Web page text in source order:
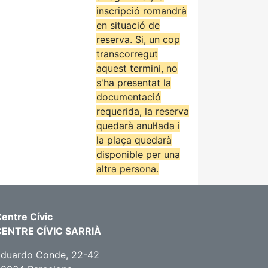
inscripció romandrà
en situació de
reserva. Si, un cop
transcorregut
aquest termini, no
s'ha presentat la
documentació
requerida, la reserva
quedarà anul·lada i
la plaça quedarà
disponible per una
altra persona.
Cívic
CÍVIC SARRIÀ
Conde, 22-42